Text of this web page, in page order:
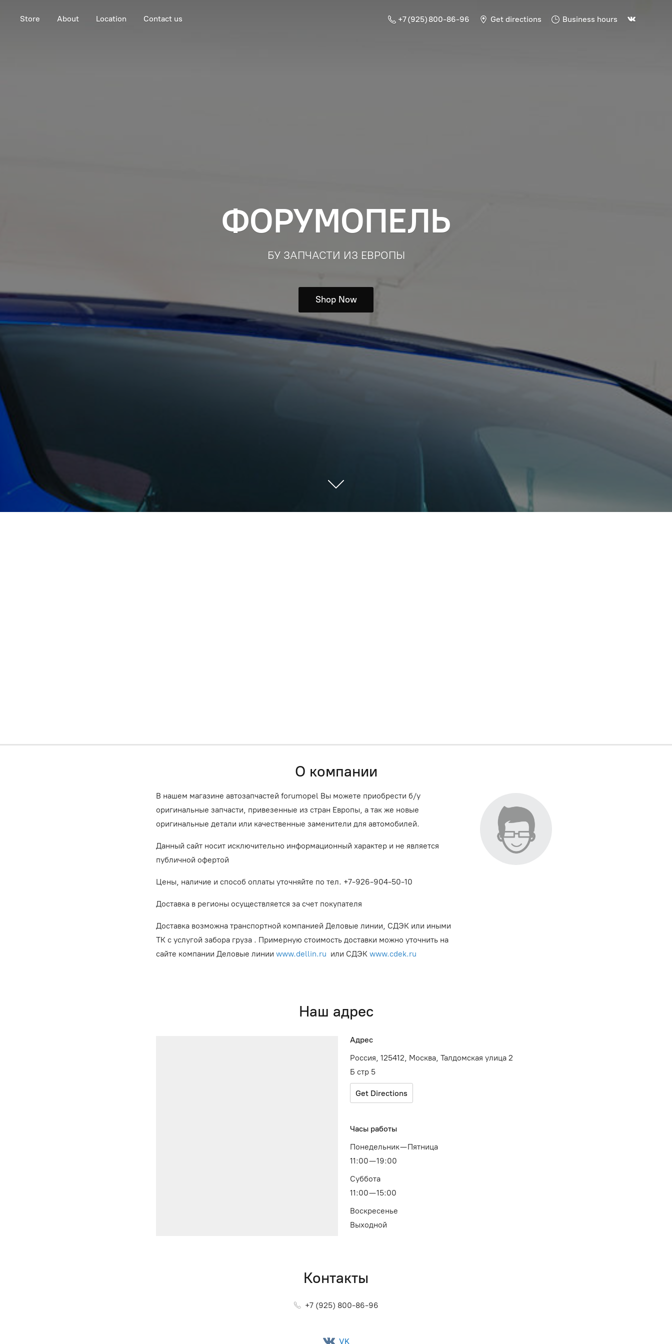
Store About Location Contact us +7 (925) 800-86-96 Get directions Business hours
ФОРУМОПЕЛЬ
БУ ЗАПЧАСТИ ИЗ ЕВРОПЫ
Shop Now
О компании
В нашем магазине автозапчастей forumopel Вы можете приобрести б/у
оригинальные запчасти, привезенные из стран Европы, а так же новые
оригинальные детали или качественные заменители для автомобилей.
Данный сайт носит исключительно информационный характер и не является
публичной офертой
Цены, наличие и способ оплаты уточняйте по тел. +7-926-904-50-10
Доставка в регионы осуществляется за счет покупателя
Доставка возможна транспортной компанией Деловые линии, СДЭК или иными
ТК с услугой забора груза . Примерную стоимость доставки можно уточнить на
сайте компании Деловые линии www.dellin.ru или СДЭК www.cdek.ru
Наш адрес
Адрес
Россия, 125412, Москва, Талдомская улица 2
Б стр 5
Get Directions
Часы работы
Понедельник — Пятница
11:00 — 19:00
Суббота
11:00 — 15:00
Воскресенье
Выходной
Контакты
+7 (925) 800-86-96
VK